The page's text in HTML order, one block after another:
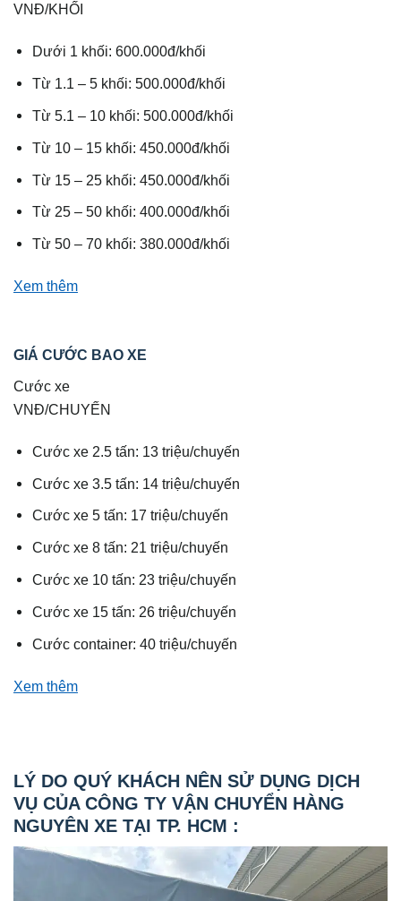
VNĐ/KHỐI
Dưới 1 khối: 600.000đ/khối
Từ 1.1 – 5 khối: 500.000đ/khối
Từ 5.1 – 10 khối: 500.000đ/khối
Từ 10 – 15 khối: 450.000đ/khối
Từ 15 – 25 khối: 450.000đ/khối
Từ 25 – 50 khối: 400.000đ/khối
Từ 50 – 70 khối: 380.000đ/khối
Xem thêm
GIÁ CƯỚC BAO XE
Cước xe
VNĐ/CHUYẾN
Cước xe 2.5 tấn: 13 triệu/chuyến
Cước xe 3.5 tấn: 14 triệu/chuyến
Cước xe 5 tấn: 17 triệu/chuyến
Cước xe 8 tấn: 21 triệu/chuyến
Cước xe 10 tấn: 23 triệu/chuyến
Cước xe 15 tấn: 26 triệu/chuyến
Cước container: 40 triệu/chuyến
Xem thêm
LÝ DO QUÝ KHÁCH NÊN SỬ DỤNG DỊCH
VỤ CỦA CÔNG TY VẬN CHUYỂN HÀNG
NGUYÊN XE TẠI TP. HCM :